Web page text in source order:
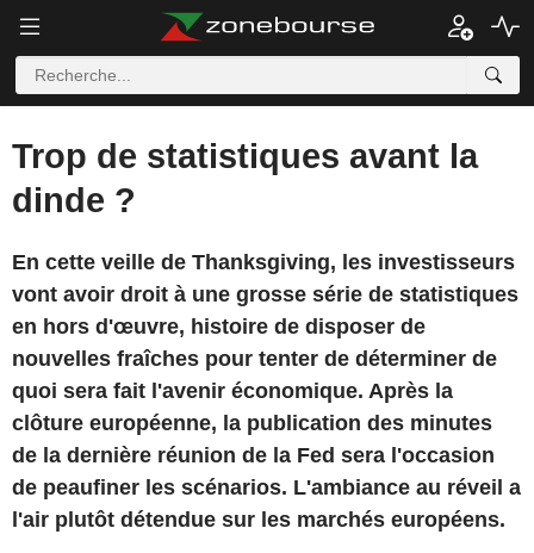
Trop de statistiques avant la
dinde ?
En cette veille de Thanksgiving, les investisseurs
vont avoir droit à une grosse série de statistiques
en hors d'œuvre, histoire de disposer de
nouvelles fraîches pour tenter de déterminer de
quoi sera fait l'avenir économique. Après la
clôture européenne, la publication des minutes
de la dernière réunion de la Fed sera l'occasion
de peaufiner les scénarios. L'ambiance au réveil a
l'air plutôt détendue sur les marchés européens.